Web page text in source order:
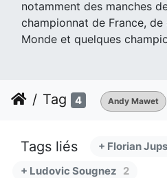
notamment des manches
championnat de France,
Monde et quelques
Tag 4 Andy Mawet
Tags liés + Florian
+ Ludovic Sougnez 2